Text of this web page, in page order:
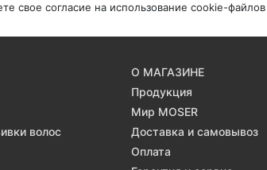
свое согласие на использование cookie-
волос
О МАГАЗИНЕ
Продукция
Мир MOSER
Доставка и самовывоз
Оплата